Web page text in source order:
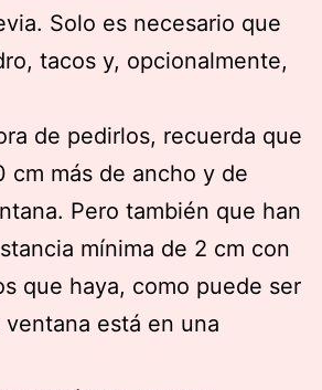
Solo es necesario que
tacos y, opcionalmente,
de pedirlos, recuerda que
cm más de ancho y de
Pero también que han
mínima de 2 cm con
que haya, como puede ser
está en una